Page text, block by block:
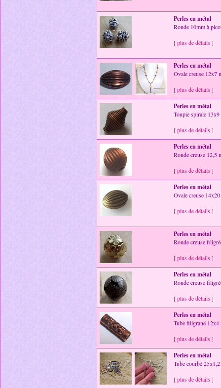
Perles en métal
Ronde 10mm à
[ plus de détails ]
Perles en métal
Ovale creuse 12x7
[ plus de détails ]
Perles en métal
Toupie spirale
[ plus de détails ]
Perles en métal
Ronde creuse 12,5
[ plus de détails ]
Perles en métal
Ovale creuse
[ plus de détails ]
Perles en métal
Ronde creuse
[ plus de détails ]
Perles en métal
Ronde creuse
[ plus de détails ]
Perles en métal
Tube filigrané
[ plus de détails ]
Perles en métal
Tube courbé
[ plus de détails ]